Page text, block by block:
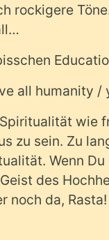
rockigere
all humanity /
wie
zu sein. Zu
Wenn
des
noch da, Rasta!